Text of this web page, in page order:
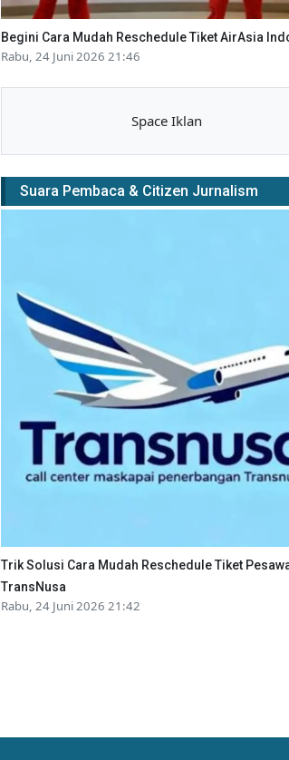
Begini Cara Mudah Reschedule Tiket AirAsia
Rabu, 24 Juni 2026 21:46
Space Iklan
Suara Pembaca & Citizen Jurnalism
Trik Solusi Cara Mudah Reschedule Tiket
TransNusa
Rabu, 24 Juni 2026 21:42